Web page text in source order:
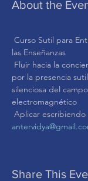
About the
las Enseñanzas
por la presencia
silenciosa del
electromagnético
Aplicar escribiendo
Share This